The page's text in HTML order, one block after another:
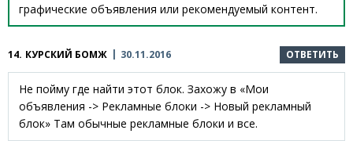
графические объявления или рекомендуемый контент.
14. КУРСКИЙ БОМЖ 30.11.2016 ОТВЕТИТЬ
Не пойму где найти этот блок. Захожу в «Мои
объявления -> Рекламные блоки -> Новый рекламный
блок» Там обычные рекламные блоки и все.